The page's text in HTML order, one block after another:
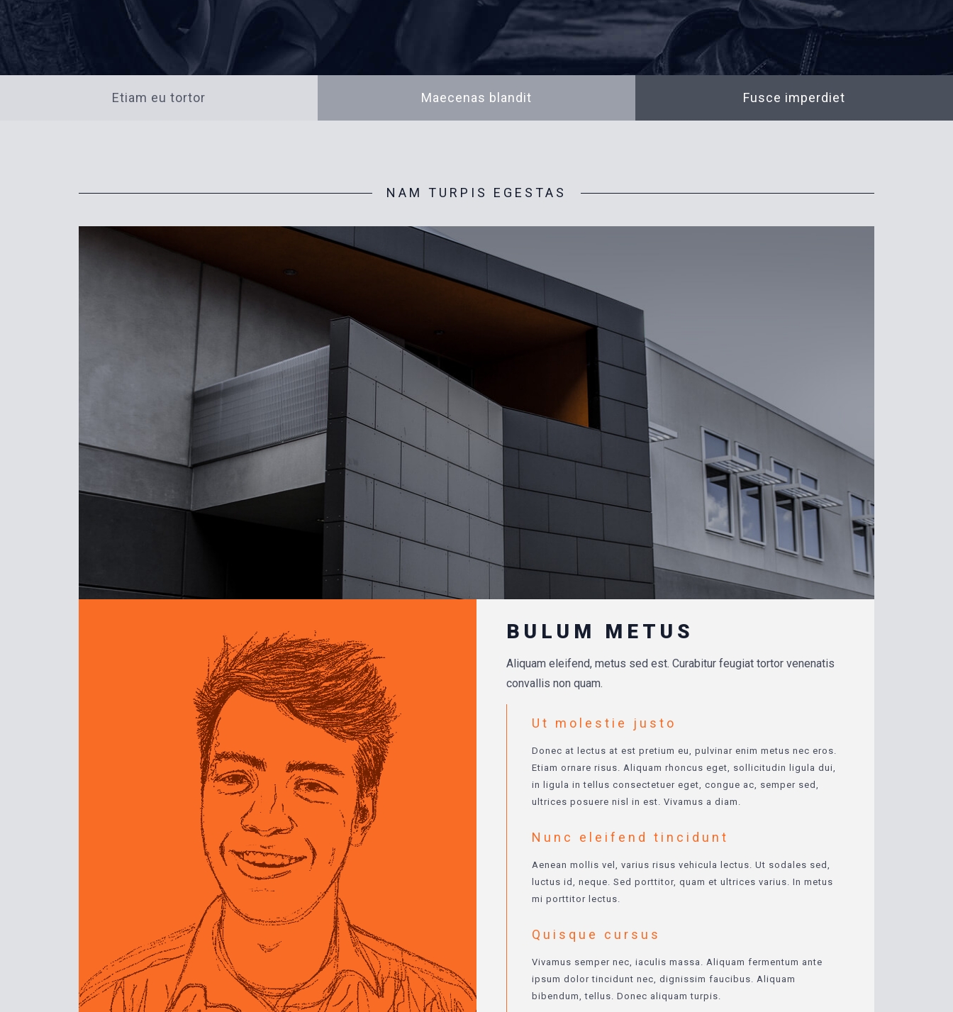
Etiam eu tortor Maecenas blandit Fusce imperdiet
NAM TURPIS EGESTAS
BULUM METUS
Aliquam eleifend, metus sed est. Curabitur feugiat tortor venenatis
convallis non quam.
Ut molestie justo
Donec at lectus at est pretium eu, pulvinar enim metus nec eros.
Etiam ornare risus. Aliquam rhoncus eget, sollicitudin ligula dui,
in ligula in tellus consectetuer eget, congue ac, semper sed,
ultrices posuere nisl in est. Vivamus a diam.
Nunc eleifend tincidunt
Aenean mollis vel, varius risus vehicula lectus. Ut sodales sed,
luctus id, neque. Sed porttitor, quam et ultrices varius. In metus
mi porttitor lectus.
Quisque cursus
Vivamus semper nec, iaculis massa. Aliquam fermentum ante
ipsum dolor tincidunt nec, dignissim faucibus. Aliquam
bibendum, tellus. Donec aliquam turpis.